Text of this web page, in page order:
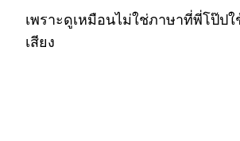
เพราะดูเหมือนไม่ใช่ภาษาที่พี่โป๊ป
เสียง